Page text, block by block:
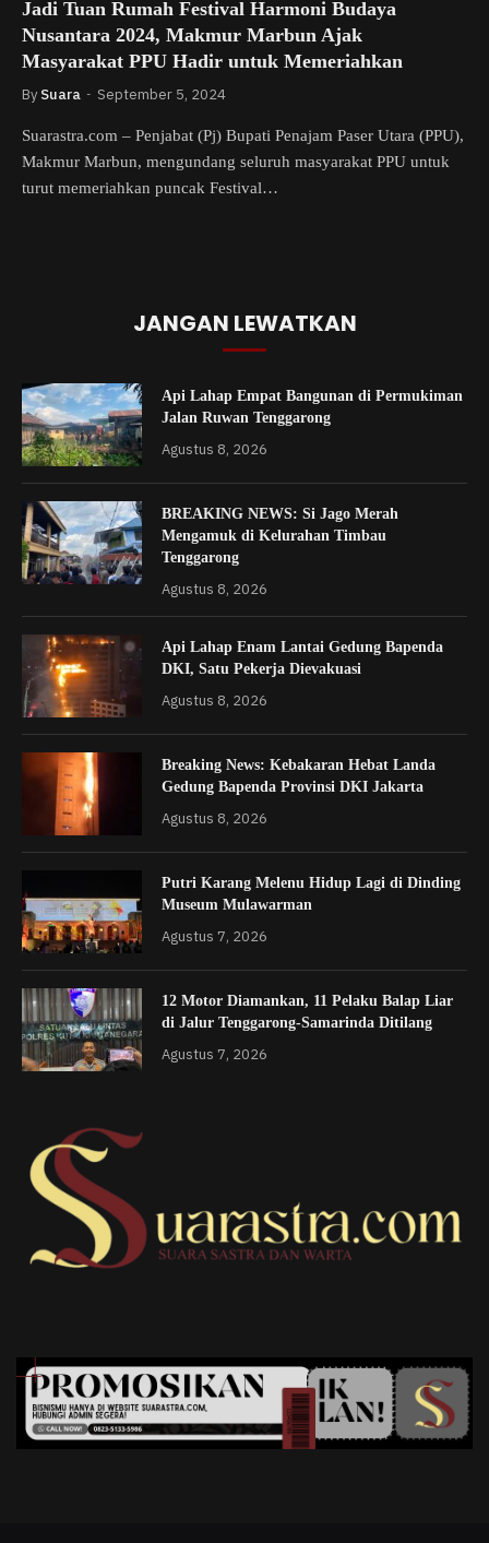
Jadi Tuan Rumah Festival Harmoni Budaya
Nusantara 2024, Makmur Marbun Ajak
Masyarakat PPU Hadir untuk Memeriahkan
By Suara September 5, 2024
Suarastra.com – Penjabat (Pj) Bupati Penajam Paser Utara (PPU),
Makmur Marbun, mengundang seluruh masyarakat PPU untuk
turut memeriahkan puncak Festival…
JANGAN LEWATKAN
Api Lahap Empat Bangunan di Permukiman
Jalan Ruwan Tenggarong
Agustus 8, 2026
BREAKING NEWS: Si Jago Merah
Mengamuk di Kelurahan Timbau
Tenggarong
Agustus 8, 2026
Api Lahap Enam Lantai Gedung Bapenda
DKI, Satu Pekerja Dievakuasi
Agustus 8, 2026
Breaking News: Kebakaran Hebat Landa
Gedung Bapenda Provinsi DKI Jakarta
Agustus 8, 2026
Putri Karang Melenu Hidup Lagi di Dinding
Museum Mulawarman
Agustus 7, 2026
12 Motor Diamankan, 11 Pelaku Balap Liar
di Jalur Tenggarong-Samarinda Ditilang
Agustus 7, 2026